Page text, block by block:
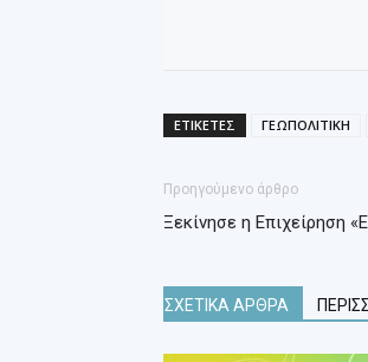
ΕΤΙΚΕΤΕΣ ΓΕΩΠΟΛΙΤΙΚΗ
Προηγούμενο άρθρο
Ξεκίνησε η Επιχείρηση
ΣΧΕΤΙΚΑ ΑΡΘΡΑ